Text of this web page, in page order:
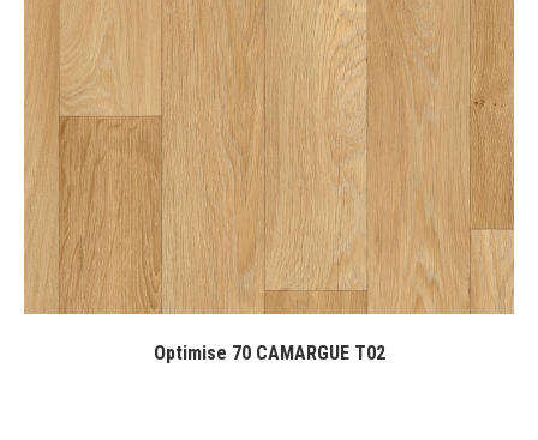
Optimise 70 CAMARGUE T02